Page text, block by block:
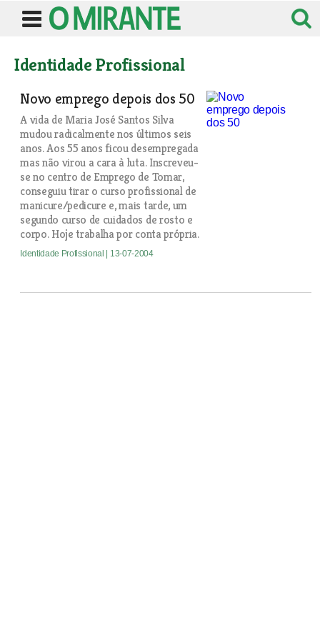
Identidade Profissional
Novo emprego depois dos 50
A vida de Maria José Santos Silva
mudou radicalmente nos últimos seis
anos. Aos 55 anos ficou desempregada
mas não virou a cara à luta. Inscreveu-
se no centro de Emprego de Tomar,
conseguiu tirar o curso profissional de
manicure/pedicure e, mais tarde, um
segundo curso de cuidados de rosto e
corpo. Hoje trabalha por conta própria.
Identidade Profissional | 13-07-2004